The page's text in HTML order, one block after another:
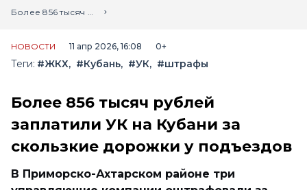
Более 856 тысяч рублей заплатили УК на Кубани за скользкие дорожки у подъездов
НОВОСТИ 11 апр 2026, 16:08 0+
Теги: #ЖКХ #Кубань #УК #штрафы
Более 856 тысяч рублей
заплатили УК на Кубани за
скользкие дорожки у подъездов
В Приморско-Ахтарском районе три